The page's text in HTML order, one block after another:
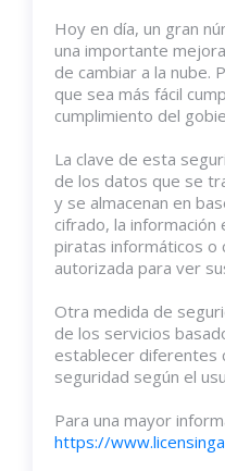
Hoy en día, un gran
una importante
de cambiar a la nube.
que sea más fácil
cumplimiento del
La clave de esta
de los datos que se
y se almacenan en
cifrado, la información
piratas informáticos o
autorizada para ver
Otra medida de
de los servicios
establecer diferentes
seguridad según el
Para una mayor
https://